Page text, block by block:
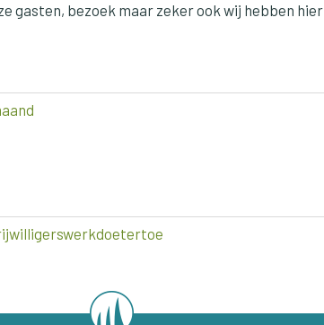
gasten, bezoek maar zeker ook wij hebben hier